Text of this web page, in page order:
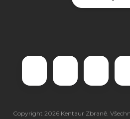
Copyright 2026 Kentaur Zbraně.